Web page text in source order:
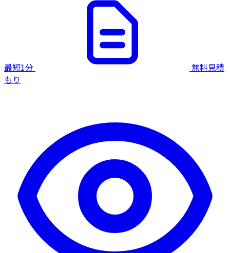
最短1分
無料見積
もり